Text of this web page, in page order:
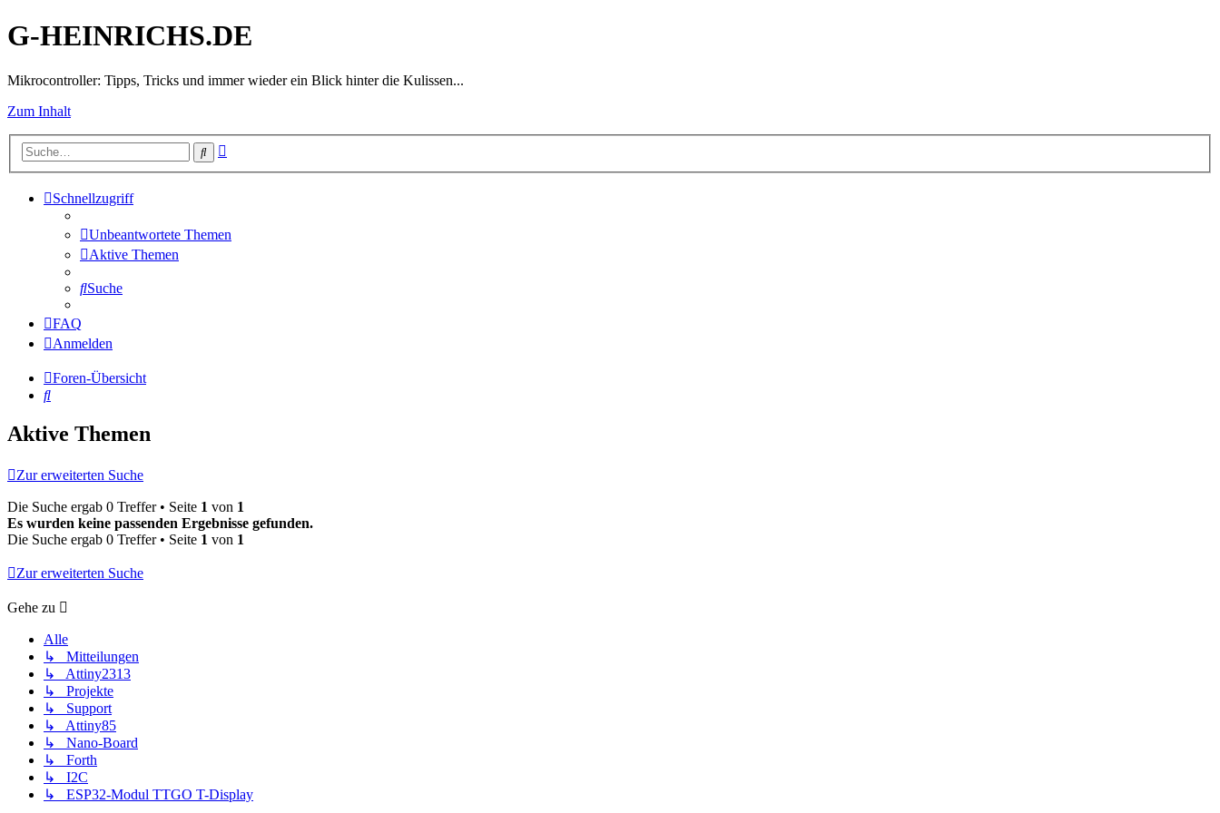
G-HEINRICHS.DE
Mikrocontroller: Tipps, Tricks und immer wieder ein Blick hinter die Kulissen...
Zum Inhalt
Suche
Schnellzugriff
Unbeantwortete Themen
Aktive Themen
Suche
FAQ
Anmelden
Foren-Übersicht
Suche
Aktive Themen
Zur erweiterten Suche
Die Suche ergab 0 Treffer • Seite 1 von 1
Es wurden keine passenden Ergebnisse gefunden.
Die Suche ergab 0 Treffer • Seite 1 von 1
Zur erweiterten Suche
Gehe zu
Alle
↳ Mitteilungen
↳ Attiny2313
↳ Projekte
↳ Support
↳ Attiny85
↳ Nano-Board
↳ Forth
↳ I2C
↳ ESP32-Modul TTGO T-Display